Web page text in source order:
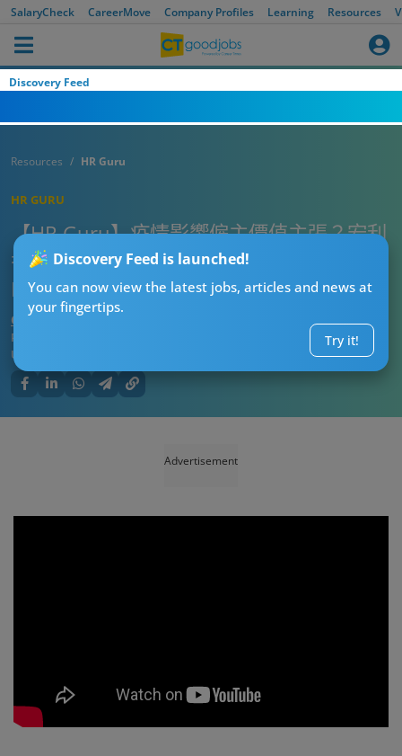
SalaryCheck CareerMove Company Profiles Learning Resources
Discovery Feed
Discovery Feed is launched!
You can now view the latest jobs, articles and news at
your fingertips.
Try it!
Resources HR Guru
HR GURU
【HR Guru】疫情影響僱主價值主張？宏利
香港及澳門首席人力資源總監盧凱欣：做
HR要情理兼備
CTgoodjobs’ Editor
Published:
Updated:
Advertisement